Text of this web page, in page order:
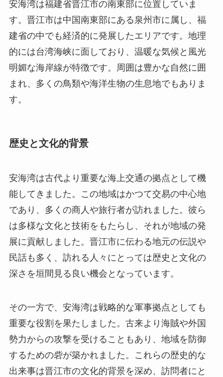
まれ、多くの鳥類や海洋生物の生息地でもありま
す。
歴史と文化的背景
安海湾は古代より重要な海上交通の拠点として機
は多様な文化と技術をもたらし、それが地域の発
民話も多く、訪れる人々にとっては歴史と文化の
深さを垣間見る良い機会となっています。
その一方で、安海湾は戦略的な軍事拠点としても
重要な役割を果たしました。古来より海賊や外国
勢力からの攻撃を受けることもあり、地域を防御
するための砦が築かれました。これらの歴史的な
っては歴史を体験する貴重な場所となっていま
す。
見どころ